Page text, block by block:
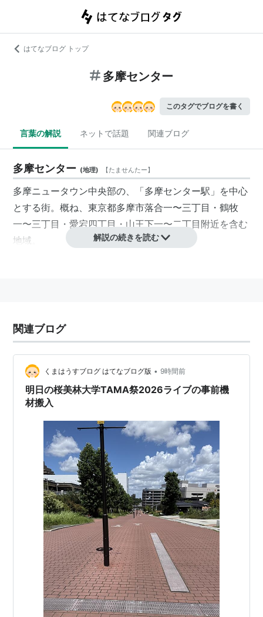
はてなブログ トップ
多摩センター
このタグでブログを書く
言葉の解説 ネットで話題 関連ブログ
多摩センター (地理) 【たませんたー】
多摩ニュータウン中央部の、「多摩センター駅 」を中心
とする街。概ね、東京都多摩市落合一〜三丁目・鶴牧
一〜三丁目・愛宕四丁目・山王下一〜二丁目附近を含む
地域。
摩センター・
摩、そしてサンリオピューロランドなど商業・娯楽施設
が集まる。
多摩センター駅
東京都多摩市
京王電鉄・小田急電鉄の駅。→多摩センター駅
は「京王多摩センター駅」、 小田急電鉄
田急多摩センター駅」という駅名だが、駅がほぼ一体化
している。
リスト：駅キーワード
解説の続きを読む
関連ブログ
くまはうすブログ はてなブログ版 • 9時間前
明日の桜美林大学TAMA祭2026ライブの事前機
材搬入